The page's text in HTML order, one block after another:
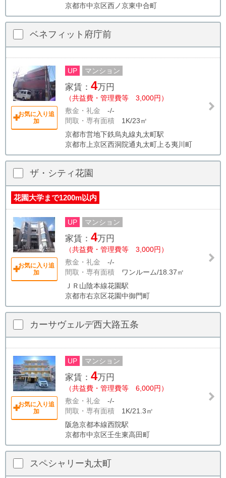
京都市中京区西ノ京東中合町
ベネフィット府庁前
お気に入り追
加
UP マンション
家賃： 4万円
（共益費・管理費等 3,000円）
敷金・礼金 -/-
間取・専有面積 1K/23㎡
京都市営地下鉄烏丸線丸太町駅
京都市上京区西洞院通丸太町上る夷川町
ザ・シティ花園
花園大学まで1200m以内
お気に入り追
加
UP マンション
家賃： 4万円
（共益費・管理費等 3,000円）
敷金・礼金 -/-
間取・専有面積 ワンルーム/18.37㎡
ＪＲ山陰本線花園駅
京都市右京区花園中御門町
カーサヴェルデ西大路五条
お気に入り追
加
UP マンション
家賃： 4万円
（共益費・管理費等 6,000円）
敷金・礼金 -/-
間取・専有面積 1K/21.3㎡
阪急京都本線西院駅
京都市中京区壬生東高田町
スペシャリー丸太町